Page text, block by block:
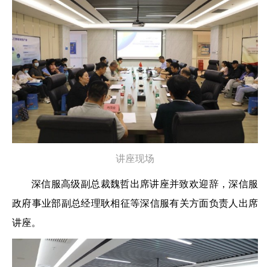
讲座现场
深信服高级副总裁魏哲出席讲座并致欢迎辞，深信服
政府事业部副总经理耿相征等深信服有关方面负责人出席
讲座。